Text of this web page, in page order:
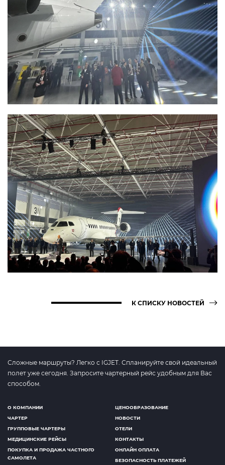
К СПИСКУ НОВОСТЕЙ
Сложные маршруты? Легко с IGJET. Спланируйте свой идеальный
полет уже сегодня. Запросите чартерный рейс удобным для Вас
способом.
О КОМПАНИИ
ЧАРТЕР
ГРУППОВЫЕ ЧАРТЕРЫ
МЕДИЦИНСКИЕ РЕЙСЫ
ПОКУПКА И ПРОДАЖА ЧАСТНОГО
САМОЛЕТА
ЦЕНООБРАЗОВАНИЕ
НОВОСТИ
ОТЕЛИ
КОНТАКТЫ
ОНЛАЙН ОПЛАТА
БЕЗОПАСНОСТЬ ПЛАТЕЖЕЙ